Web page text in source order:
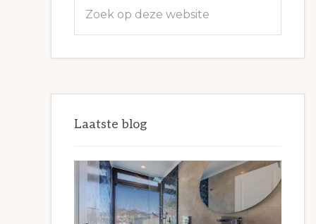
op
website
Laatste blog